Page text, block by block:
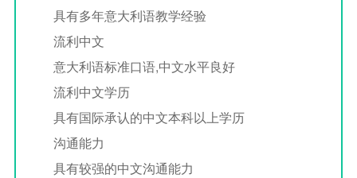
具有多年意大利语教学经验
流利中文
意大利语标准口语,中文水平良好
流利中文学历
具有国际承认的中文本科以上学历
沟通能力
具有较强的中文沟通能力